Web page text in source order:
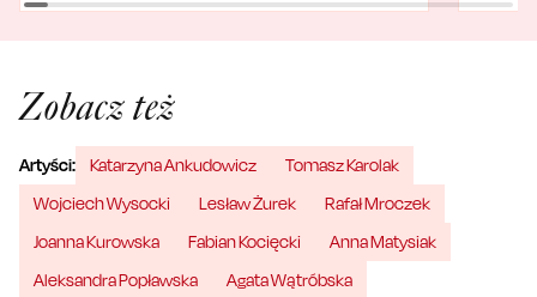
Zobacz też
Artyści: Katarzyna Ankudowicz
Tomasz Karolak
Wojciech Wysocki
Lesław Żurek
Rafał Mroczek
Joanna Kurowska
Fabian Kocięcki
Anna Matysiak
Aleksandra Popławska
Agata Wątróbska